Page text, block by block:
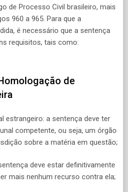
de Processo Civil brasileiro, mais
960 a 965. Para que a
é necessário que a sentença
requisitos, tais como:
de
estrangeiro: a sentença deve ter
competente, ou seja, um órgão
sobre a matéria em questão;
deve estar definitivamente
mais nenhum recurso contra ela;